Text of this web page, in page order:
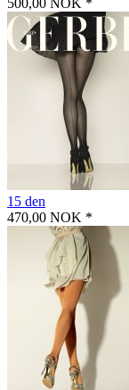
15 den
470,00 NOK *